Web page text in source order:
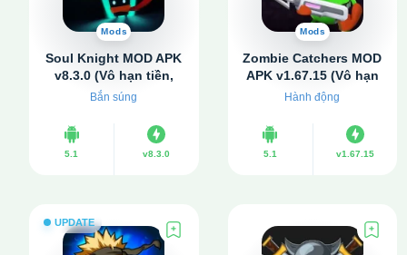
Mods
Soul Knight MOD APK
v8.3.0 (Vô hạn tiền,
Mở khóa)
Bắn súng
5.1 v8.3.0
Mods
Zombie Catchers MOD
APK v1.67.15 (Vô hạn
tiền, Plutonium)
Hành động
5.1 v1.67.15
UPDATE